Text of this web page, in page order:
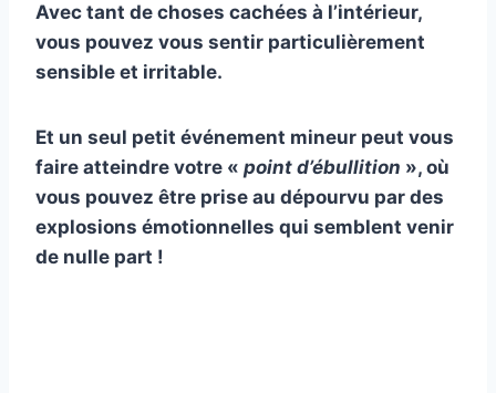
Avec tant de choses cachées à l’intérieur,
vous pouvez vous sentir particulièrement
sensible et irritable.
Et un seul petit événement mineur peut vous
faire atteindre votre « point d’ébullition », où
vous pouvez être prise au dépourvu par des
explosions émotionnelles qui semblent venir
de nulle part !